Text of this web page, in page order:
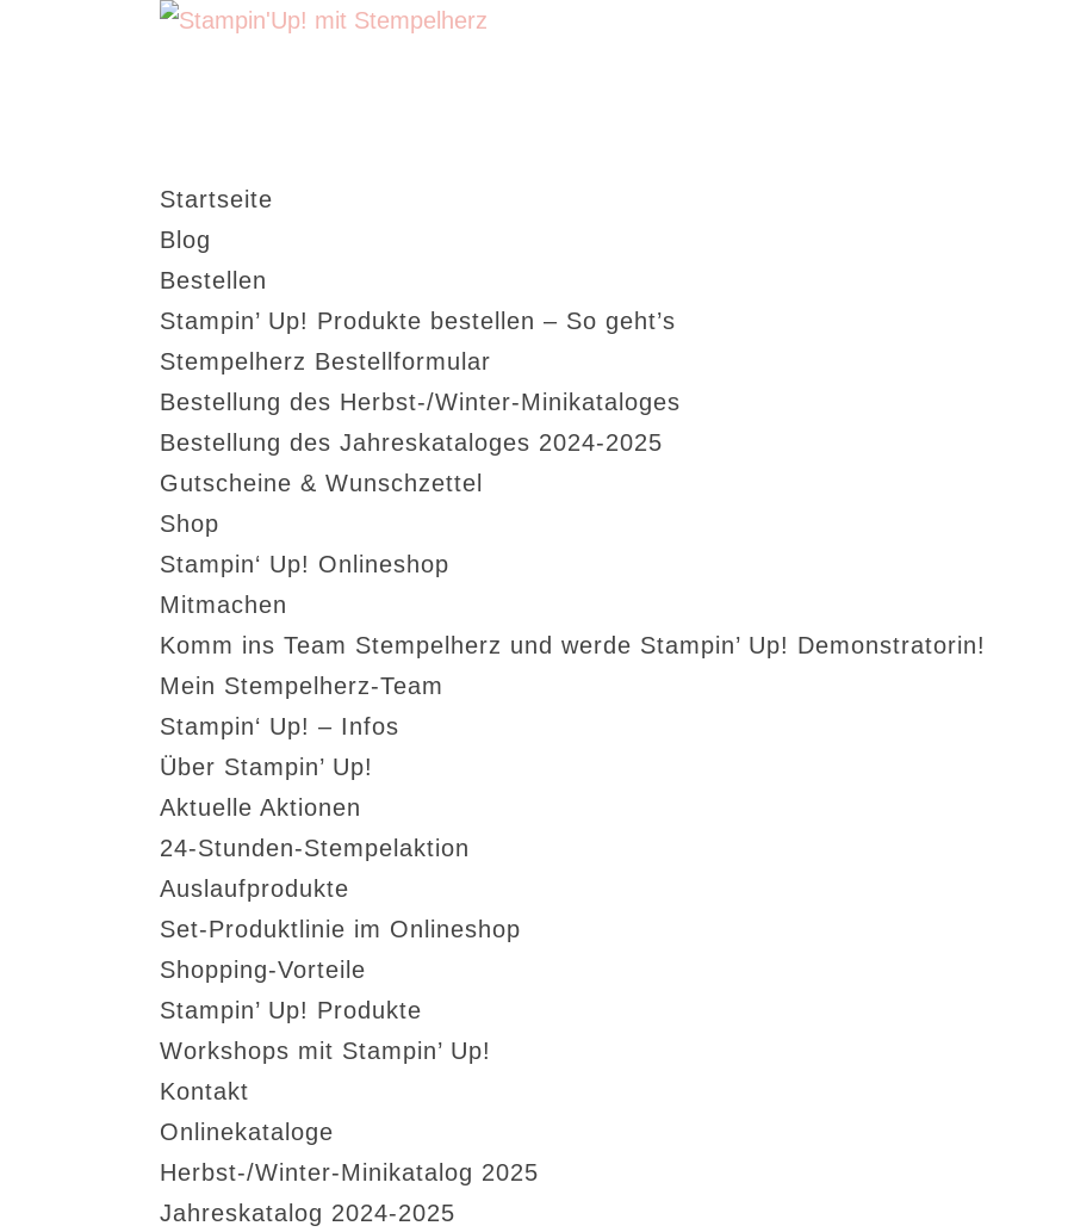
Startseite
Blog
Bestellen
Stampin’ Up! Produkte bestellen – So geht’s
Stempelherz Bestellformular
Bestellung des Herbst-/Winter-Minikataloges
Bestellung des Jahreskataloges 2024-2025
Gutscheine & Wunschzettel
Shop
Stampin‘ Up! Onlineshop
Mitmachen
Komm ins Team Stempelherz und werde Stampin’ Up! Demonstratorin!
Mein Stempelherz-Team
Stampin‘ Up! – Infos
Über Stampin’ Up!
Aktuelle Aktionen
24-Stunden-Stempelaktion
Auslaufprodukte
Set-Produktlinie im Onlineshop
Shopping-Vorteile
Stampin’ Up! Produkte
Workshops mit Stampin’ Up!
Kontakt
Onlinekataloge
Herbst-/Winter-Minikatalog 2025
Jahreskatalog 2024-2025